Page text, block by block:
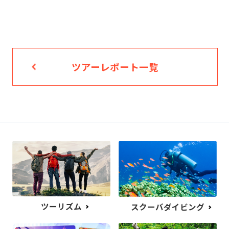
ツアーレポート一覧
ツーリズム スクーバダイビング